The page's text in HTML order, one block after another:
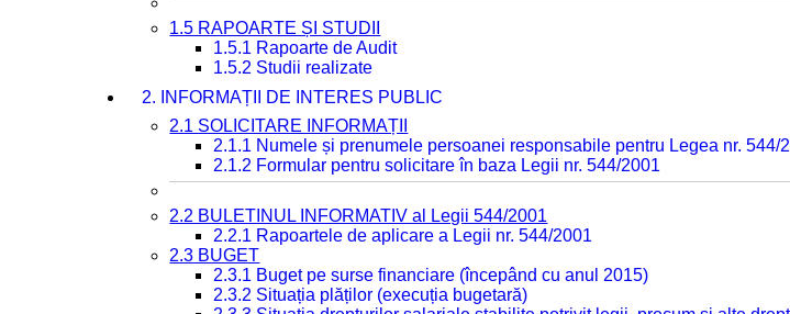
1.5 RAPOARTE ȘI STUDII
1.5.1 Rapoarte de Audit
1.5.2 Studii realizate
2. INFORMAȚII DE INTERES PUBLIC
2.1 SOLICITARE INFORMAȚII
2.1.1 Numele și prenumele persoanei responsabile pentru Legea nr. 544/
2.1.2 Formular pentru solicitare în baza Legii nr. 544/2001
2.2 BULETINUL INFORMATIV al Legii 544/2001
2.2.1 Rapoartele de aplicare a Legii nr. 544/2001
2.3 BUGET
2.3.1 Buget pe surse financiare (începând cu anul 2015)
2.3.2 Situația plăților (execuția bugetară)